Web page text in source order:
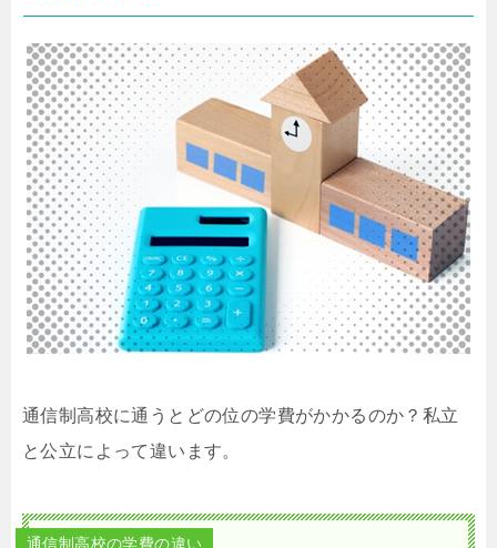
通信制高校に通うとどの位の学費がかかるのか？私立
と公立によって違います。
通信制高校の学費の違い